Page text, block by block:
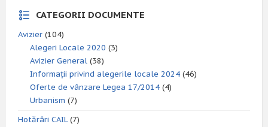
CATEGORII DOCUMENTE
Avizier (104)
Alegeri Locale 2020 (3)
Avizier General (38)
Informații privind alegerile locale 2024 (46)
Oferte de vânzare Legea 17/2014 (4)
Urbanism (7)
Hotărâri CAIL(7)